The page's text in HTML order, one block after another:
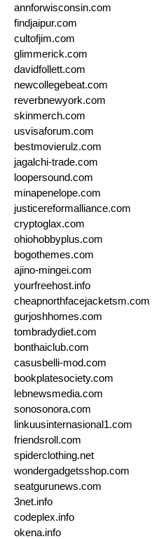
annforwisconsin.com
findjaipur.com
cultofjim.com
glimmerick.com
davidfollett.com
newcollegebeat.com
reverbnewyork.com
skinmerch.com
usvisaforum.com
bestmovierulz.com
jagalchi-trade.com
loopersound.com
minapenelope.com
justicereformalliance.com
cryptoglax.com
ohiohobbyplus.com
bogothemes.com
ajino-mingei.com
yourfreehost.info
cheapnorthfacejacketsm.com
gurjoshhomes.com
tombradydiet.com
bonthaiclub.com
casusbelli-mod.com
bookplatesociety.com
lebnewsmedia.com
sonosonora.com
linkuusinternasional1.com
friendsroll.com
spiderclothing.net
wondergadgetsshop.com
seatgurunews.com
3net.info
codeplex.info
okena.info